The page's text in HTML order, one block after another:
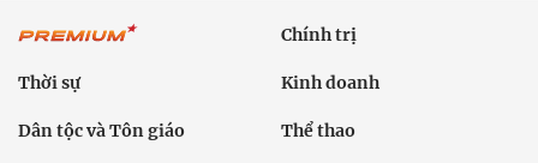
Chính trị
Thời sự Kinh doanh
Dân tộc và Tôn giáo Thể thao